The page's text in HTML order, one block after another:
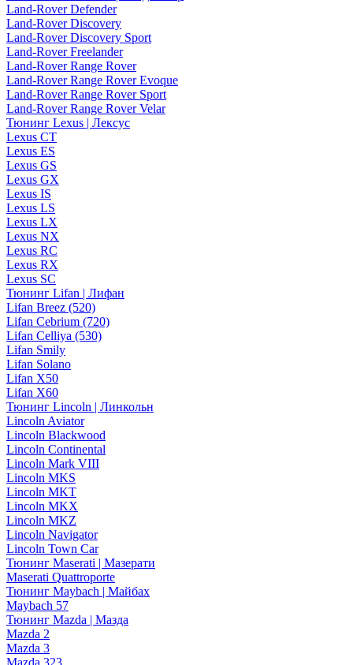
Land-Rover Defender
Land-Rover Discovery
Land-Rover Discovery Sport
Land-Rover Freelander
Land-Rover Range Rover
Land-Rover Range Rover Evoque
Land-Rover Range Rover Sport
Land-Rover Range Rover Velar
Тюнинг Lexus | Лексус
Lexus CT
Lexus ES
Lexus GS
Lexus GX
Lexus IS
Lexus LS
Lexus LX
Lexus NX
Lexus RC
Lexus RX
Lexus SC
Тюнинг Lifan | Лифан
Lifan Breez (520)
Lifan Cebrium (720)
Lifan Celliya (530)
Lifan Smily
Lifan Solano
Lifan X50
Lifan X60
Тюнинг Lincoln | Линкольн
Lincoln Aviator
Lincoln Blackwood
Lincoln Continental
Lincoln Mark VIII
Lincoln MKS
Lincoln MKT
Lincoln MKX
Lincoln MKZ
Lincoln Navigator
Lincoln Town Car
Тюнинг Maserati | Мазерати
Maserati Quattroporte
Тюнинг Maybach | Майбах
Maybach 57
Тюнинг Mazda | Мазда
Mazda 2
Mazda 3
Mazda 323